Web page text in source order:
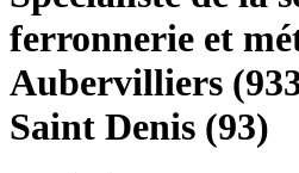
ferronnerie et
Aubervilliers
Saint Denis (93)